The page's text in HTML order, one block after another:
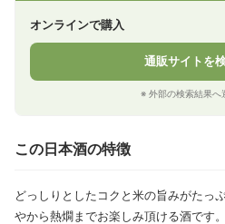
オンラインで購入
通販サイトを
※ 外部の検索結果へ
この日本酒の特徴
どっしりとしたコクと米の旨みがたっ
やから熱燗までお楽しみ頂ける酒です